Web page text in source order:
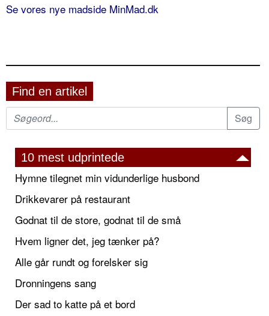
Se vores nye madside MinMad.dk
Find en artikel
10 mest udprintede
Hymne tilegnet min vidunderlige husbond
Drikkevarer på restaurant
Godnat til de store, godnat til de små
Hvem ligner det, jeg tænker på?
Alle går rundt og forelsker sig
Dronningens sang
Der sad to katte på et bord